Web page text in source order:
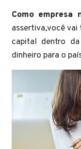
Como empresa
assertiva,você vai
capital dentro
dinheiro para o